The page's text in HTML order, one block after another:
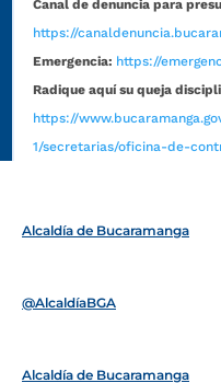
Canal de denuncia para
https://
Emergencia: https://
Radique aquí su queja
https://
1/secretarias/oficina-de-
Alcaldía de Bucaramanga
@AlcaldíaBGA
Alcaldía de Bucaramanga